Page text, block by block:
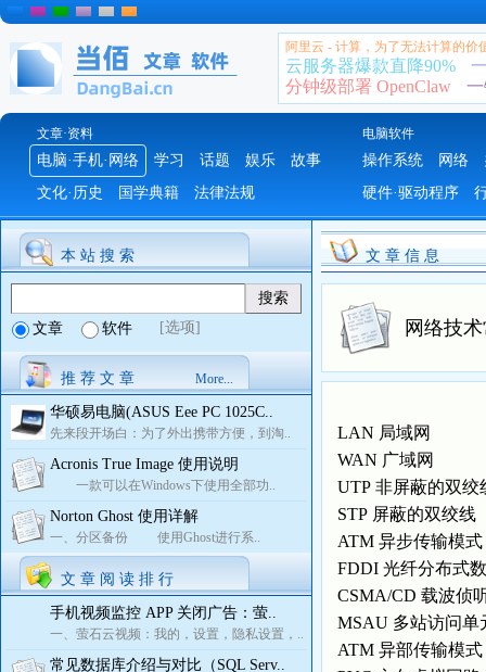
阿里云 - 计算，为了无法计算的价
云服务器爆款直降90%
分钟级部署 OpenClaw
文章·资料 电脑软件
电脑·手机·网络 学习 话题 娱乐
故事
文化·历史
国学典籍 法律法规
操作系统 网络
硬件·驱动程序
本 站 搜 索
文章 软件 [选项]
推 荐 文 章 More...
华硕易电脑(ASUS Eee PC 1025C..
先来段开场白：为了外出携带方便，到淘..
Acronis True Image 使用说明
一款可以在Windows下使用全部功..
Norton Ghost 使用详解
一、分区备份 使用Ghost进行系..
文 章 阅 读 排 行
手机视频监控 APP 关闭广告：萤..
一、萤石云视频：我的，设置，隐私设置，..
常见数据库介绍与对比（SQL Serv..
文 章 信 息
网络技
LAN 局域网
WAN 广域网
UTP 非屏蔽的双
STP 屏蔽的双绞线
ATM 异步传输模
FDDI 光纤分布式
CSMA/CD 载波侦
MSAU 多站访问
ATM 异部传输模